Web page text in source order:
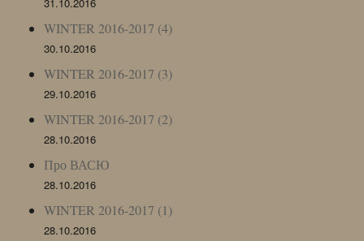
WINTER 2016-2017 (4)
30.10.2016
WINTER 2016-2017 (3)
29.10.2016
WINTER 2016-2017 (2)
28.10.2016
Про ВАСЮ
28.10.2016
WINTER 2016-2017 (1)
28.10.2016